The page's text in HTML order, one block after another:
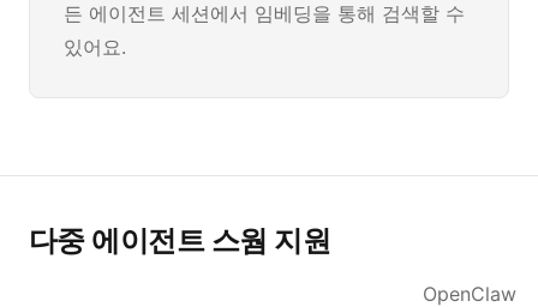
든 에이전트 세션에서 임베딩을 통해 검색할 수
있어요.
다중 에이전트 스웜 지원
OpenClaw